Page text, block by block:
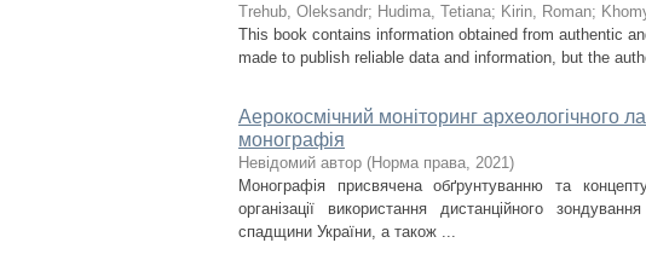
Trehub, Oleksandr; Hudima, Tetіana; Kirin, Roman;
This book contains information obtained from authentic
made to publish reliable data and information, but the
Аерокосмічний моніторинг археологічного
монографія
Невідомий автор (Норма права, 2021)
Монографія присвячена обґрунтуванню та
організації використання дистанційного
спадщини України, а також ...